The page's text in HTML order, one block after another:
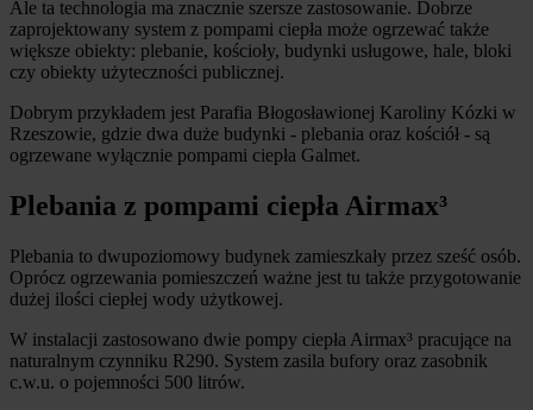
Ale ta technologia ma znacznie szersze zastosowanie. Dobrze
zaprojektowany system z pompami ciepła może ogrzewać także
większe obiekty: plebanie, kościoły, budynki usługowe, hale, bloki
czy obiekty użyteczności publicznej.
Dobrym przykładem jest Parafia Błogosławionej Karoliny Kózki w
Rzeszowie, gdzie dwa duże budynki - plebania oraz kościół - są
ogrzewane wyłącznie pompami ciepła Galmet.
Plebania z pompami ciepła Airmax³
Plebania to dwupoziomowy budynek zamieszkały przez sześć osób.
Oprócz ogrzewania pomieszczeń ważne jest tu także przygotowanie
dużej ilości ciepłej wody użytkowej.
W instalacji zastosowano dwie pompy ciepła Airmax³ pracujące na
naturalnym czynniku R290. System zasila bufory oraz zasobnik
c.w.u. o pojemności 500 litrów.